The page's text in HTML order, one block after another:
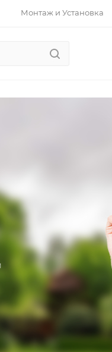
Монтаж и Установка